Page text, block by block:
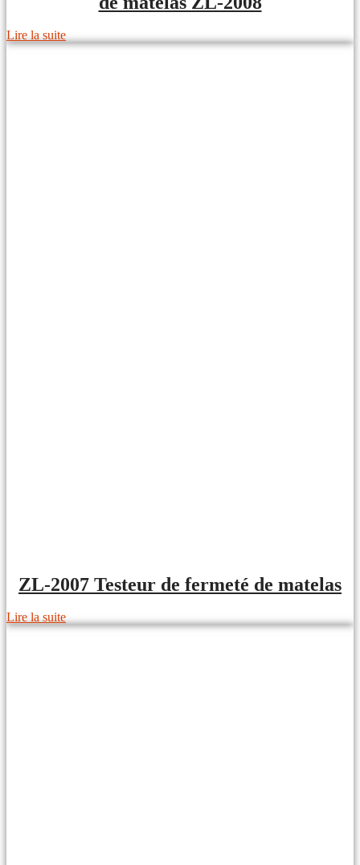
Lire la suite
ZL-2007 Testeur de fermeté de matelas
Lire la suite